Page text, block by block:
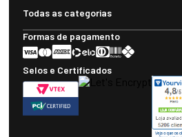
Todas as categorias
Formas de pagamento
Selos e Certificados